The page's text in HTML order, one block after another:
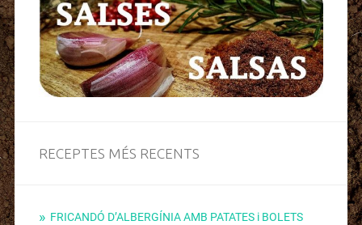
RECEPTES MÉS RECENTS
FRICANDÓ D’ALBERGÍNIA AMB PATATES i BOLETS